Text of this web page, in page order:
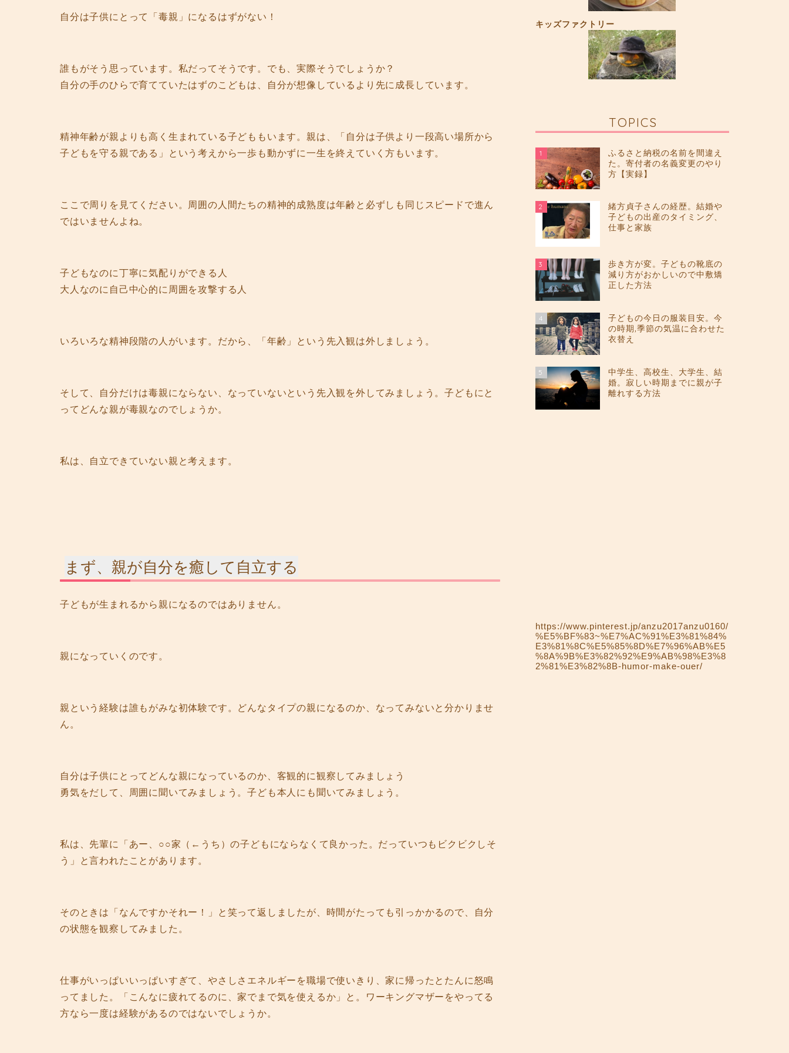
自分は子供にとって「毒親」になるはずがない！
誰もがそう思っています。私だってそうです。でも、実際そうでしょうか？
自分の手のひらで育てていたはずのこどもは、自分が想像しているより先に成長しています。
精神年齢が親よりも高く生まれている子どももいます。親は、「自分は子供より一段高い場所から
子どもを守る親である」という考えから一歩も動かずに一生を終えていく方もいます。
ここで周りを見てください。周囲の人間たちの精神的成熟度は年齢と必ずしも同じスピードで進ん
ではいませんよね。
子どもなのに丁寧に気配りができる人
大人なのに自己中心的に周囲を攻撃する人
いろいろな精神段階の人がいます。だから、「年齢」という先入観は外しましょう。
そして、自分だけは毒親にならない、なっていないという先入観を外してみましょう。子どもにと
ってどんな親が毒親なのでしょうか。
私は、自立できていない親と考えます。
まず、親が自分を癒して自立する
子どもが生まれるから親になるのではありません。
親になっていくのです。
親という経験は誰もがみな初体験です。どんなタイプの親になるのか、なってみないと分かりませ
ん。
自分は子供にとってどんな親になっているのか、客観的に観察してみましょう
勇気をだして、周囲に聞いてみましょう。子ども本人にも聞いてみましょう。
私は、先輩に「あー、○○家（←うち）の子どもにならなくて良かった。だっていつもビクビクしそ
う」と言われたことがあります。
そのときは「なんですかそれー！」と笑って返しましたが、時間がたっても引っかかるので、自分
の状態を観察してみました。
仕事がいっぱいいっぱいすぎて、やさしさエネルギーを職場で使いきり、家に帰ったとたんに怒鳴
ってました。「こんなに疲れてるのに、家でまで気を使えるか」と。ワーキングマザーをやってる
方なら一度は経験があるのではないでしょうか。
キッズファクトリー
TOPICS
1
ふるさと納税の名前を間違え
た。寄付者の名義変更のやり
方【実録】
2
緒方貞子さんの経歴。結婚や
子どもの出産のタイミング、
仕事と家族
3
歩き方が変。子どもの靴底の
減り方がおかしいので中敷矯
正した方法
4
子どもの今日の服装目安。今
の時期,季節の気温に合わせた
衣替え
5
中学生、高校生、大学生、結
婚。寂しい時期までに親が子
離れする方法
https://www.pinterest.jp/anzu2017anzu0160/
%E5%BF%83~%E7%AC%91%E3%81%84%
E3%81%8C%E5%85%8D%E7%96%AB%E5
%8A%9B%E3%82%92%E9%AB%98%E3%8
2%81%E3%82%8B-humor-make-ouer/